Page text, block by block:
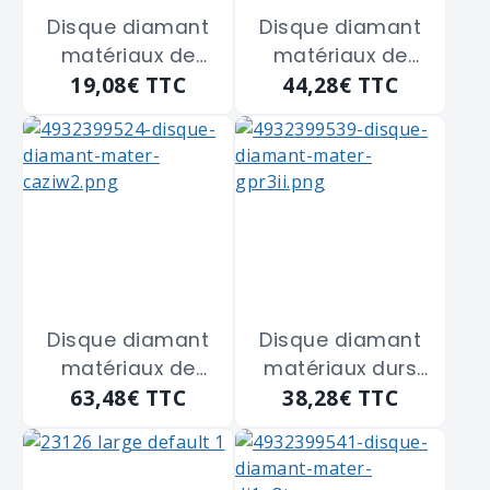
Disque diamant
matériaux de
construction
"4932399522" de
125 m/m
19,08€ TTC
Disque diamant
matériaux de
construction
"4932399523" de
180 m/m
44,28€ TTC
Disque diamant
matériaux de
construction
"4932399524" de
63,48€ TTC
Disque diamant
matériaux durs
DUH115 MILWAUKEE
115 m/m
38,28€ TTC